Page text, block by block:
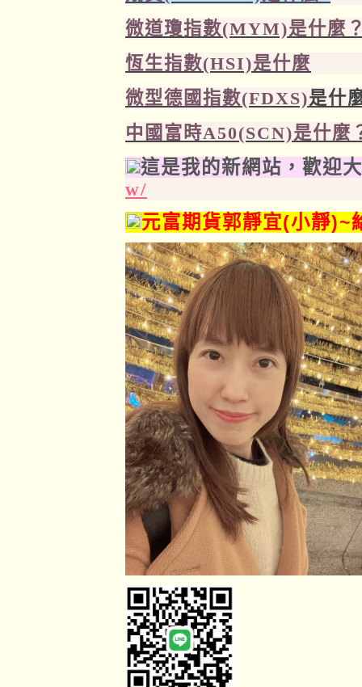
微道瓊指數(MYM)是什麼
恆生指數(HSI)是什麼
微型德國指數(FDXS)是什
中國富時A50(SCN)是什麼
這是我的新網站，歡迎
w/
元富期貨郭靜宜(小靜)~